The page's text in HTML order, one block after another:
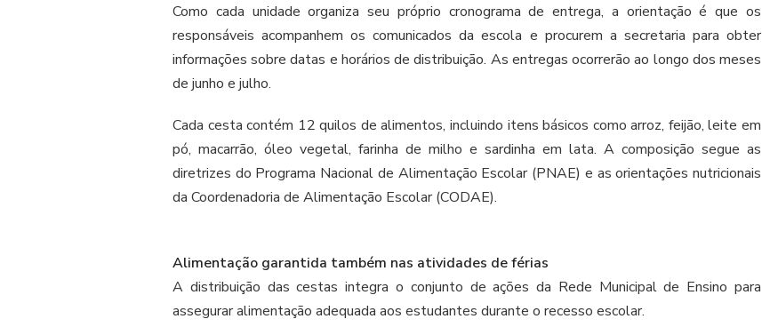
Como cada unidade organiza seu próprio cronograma de entrega, a orientação é que os
responsáveis acompanhem os comunicados da escola e procurem a secretaria para obter
informações sobre datas e horários de distribuição. As entregas ocorrerão ao longo dos meses
de junho e julho.
Cada cesta contém 12 quilos de alimentos, incluindo itens básicos como arroz, feijão, leite em
pó, macarrão, óleo vegetal, farinha de milho e sardinha em lata. A composição segue as
diretrizes do Programa Nacional de Alimentação Escolar (PNAE) e as orientações nutricionais
da Coordenadoria de Alimentação Escolar (CODAE).
Alimentação garantida também nas atividades de férias
A distribuição das cestas integra o conjunto de ações da Rede Municipal de Ensino para
assegurar alimentação adequada aos estudantes durante o recesso escolar.